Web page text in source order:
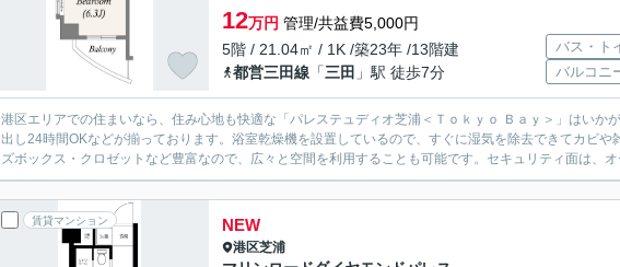
12万円 管理/共益費5,000円
5階 / 21.04㎡ / 1K /築23年 /13階建
都営三田線 「三田 」駅 徒歩7分
バス・ト
バルコニ
港区エリアでの住まいなら、住み心地も快適な「パレステュディオ芝浦＜Ｔｏｋｙｏ Ｂａｙ＞」はいか
出し24時間OKなどが揃っております。浴室乾燥機を設置しているので、すぐに湿気を除去できてカビ
ズボックス・クロゼットなど豊富なので、広々と空間を利用することも可能です。セキュリティ面は、
賃貸マンション NEW
港区芝浦